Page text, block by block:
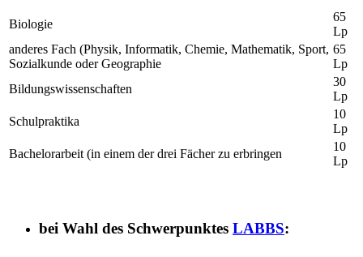
Biologie
65
Lp
anderes Fach (Physik, Informatik, Chemie, Mathematik, Sport,
Sozialkunde oder Geographie
65
Lp
Bildungswissenschaften
30
Lp
Schulpraktika
10
Lp
Bachelorarbeit (in einem der drei Fächer zu erbringen
10
Lp
bei Wahl des Schwerpunktes LABBS: